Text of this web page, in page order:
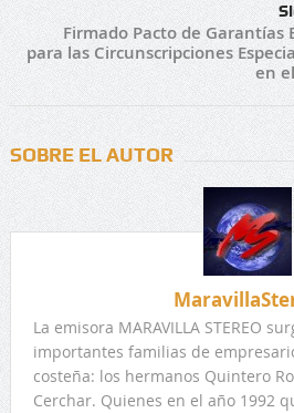
Firmado Pacto de Garantías
para las Circunscripciones
en
SOBRE EL AUTOR
La emisora MARAVILLA STEREO
importantes familias de
costeña: los hermanos Quintero
Cerchar. Quienes en el año 1992